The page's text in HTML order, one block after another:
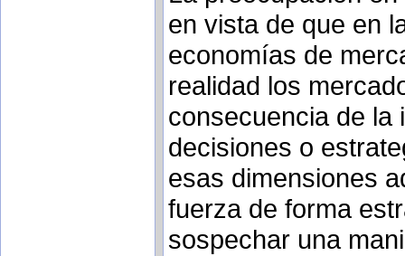
en vista de que en
economías de
realidad los
consecuencia de la
decisiones o
esas dimensiones
fuerza de forma
sospechar una